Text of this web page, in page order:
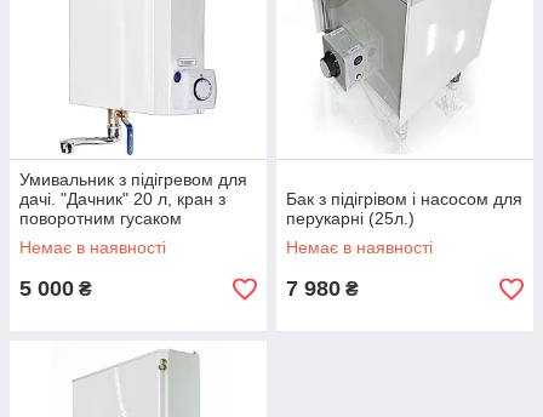
Умивальник з підігревом для
дачі. "Дачник" 20 л, кран з
поворотним гусаком
Немає в наявності
5 000 ₴
Бак з підігрівом і насосом для
перукарні (25л.)
Немає в наявності
7 980 ₴